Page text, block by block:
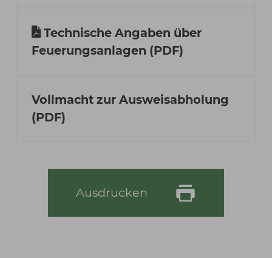
Technische Angaben über
Feuerungsanlagen (PDF)
Vollmacht zur Ausweisabholung
(PDF)
Ausdrucken